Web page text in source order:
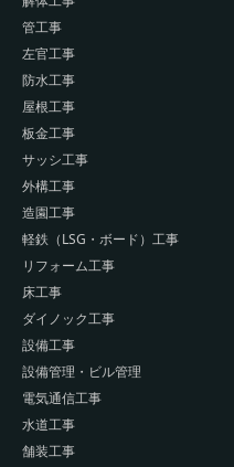
管工事
左官工事
防水工事
屋根工事
板金工事
サッシ工事
外構工事
造園工事
軽鉄（LSG・ボード）工事
リフォーム工事
床工事
ダイノック工事
設備工事
設備管理・ビル管理
電気通信工事
水道工事
舗装工事